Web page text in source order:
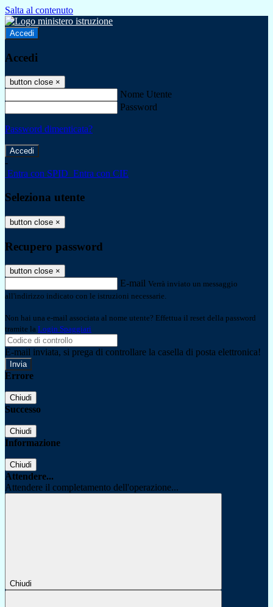
Salta al contenuto
Accedi
Accedi
button close ×
Nome Utente
Password
Password dimenticata?
-
Entra con SPID Entra con CIE
Seleziona utente
button close ×
Recupero password
button close ×
E-mail Verrà inviato un messaggio
all'indirizzo indicato con le istruzioni necessarie.
Non hai una e-mail associata al nome utente? Effettua il reset della password
tramite la Login Spaggiari
E-mail inviata, si prega di controllare la casella di posta elettronica!
Errore
Chiudi
Successo
Chiudi
Informazione
Chiudi
Attendere...
Attendere il completamento dell'operazione...
Chiudi